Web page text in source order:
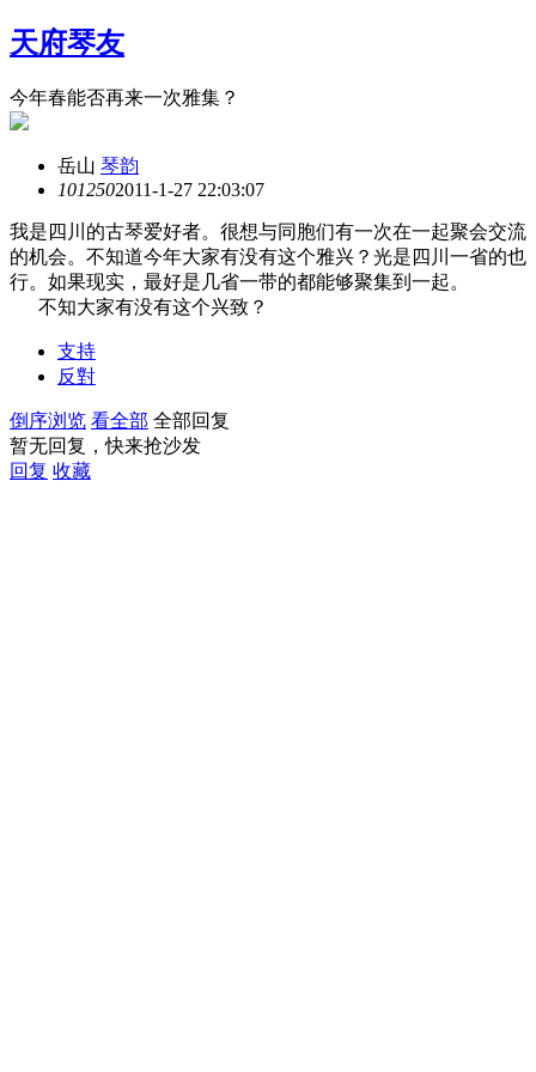
天府琴友
今年春能否再来一次雅集？
岳山 琴韵
1012502011-1-27 22:03:07
我是四川的古琴爱好者。很想与同胞们有一次在一起聚会交流
的机会。不知道今年大家有没有这个雅兴？光是四川一省的也
行。如果现实，最好是几省一带的都能够聚集到一起。
不知大家有没有这个兴致？
支持
反對
倒序浏览 看全部 全部回复
暂无回复，快来抢沙发
回复 收藏